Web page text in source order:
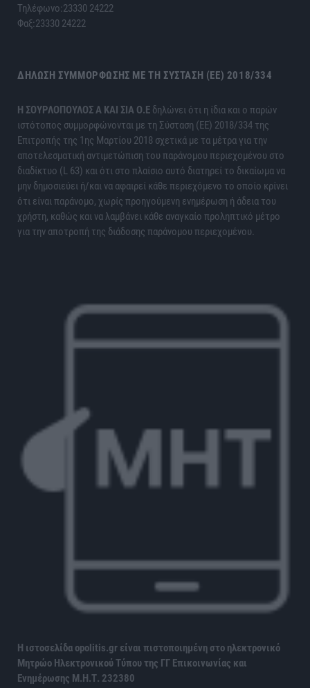
Τηλέφωνο:23330 24222
Φαξ:23330 24222
ΔΉΛΩΣΗ ΣΥΜΜΌΡΦΩΣΗΣ ΜΕ ΤΗ ΣΎΣΤΑΣΗ (ΕΕ) 2018/334
H ΣΟΥΡΛΟΠΟΥΛΟΣ Α ΚΑΙ ΣΙΑ Ο.Ε δηλώνει ότι η ίδια και ο παρών
ιστότοπος συμμορφώνονται με τη Σύσταση (ΕΕ) 2018/334 της
Επιτροπής της 1ης Μαρτίου 2018 σχετικά με τα μέτρα για την
αποτελεσματική αντιμετώπιση του παράνομου περιεχομένου στο
διαδίκτυο (L 63) και ότι στο πλαίσιο αυτό διατηρεί το δικαίωμα να
μην δημοσιεύει ή/και να αφαιρεί κάθε περιεχόμενο το οποίο κρίνει
ότι είναι παράνομο, χωρίς προηγούμενη ενημέρωση ή άδεια του
χρήστη, καθώς και να λαμβάνει κάθε αναγκαίο προληπτικό μέτρο
για την αποτροπή της διάδοσης παράνομου περιεχομένου.
Η ιστοσελίδα opolitis.gr είναι πιστοποιημένη στο ηλεκτρονικό
Μητρώο Ηλεκτρονικού Τύπου της ΓΓ Επικοινωνίας και
Ενημέρωσης Μ.Η.Τ. 232380